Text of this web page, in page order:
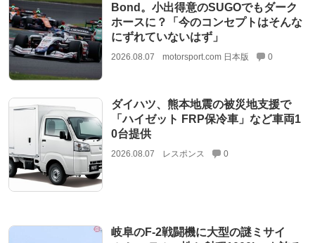
Bond。小出得意のSUGOでもダーク
ホースに？「今のコンセプトはそんな
にずれていないはず」
2026.08.07 motorsport.com 日本版 0
ダイハツ、熊本地震の被災地支援で
「ハイゼット FRP保冷車」など車両1
0台提供
2026.08.07 レスポンス 0
岐阜のF-2戦闘機に大型の謎ミサイ